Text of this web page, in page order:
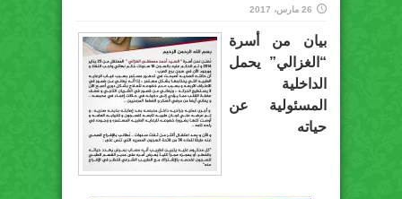
26 مارس، 2017
بيان من أسرة
“الغزالي” يحمل
الداخلية
المسئولية عن
حياته